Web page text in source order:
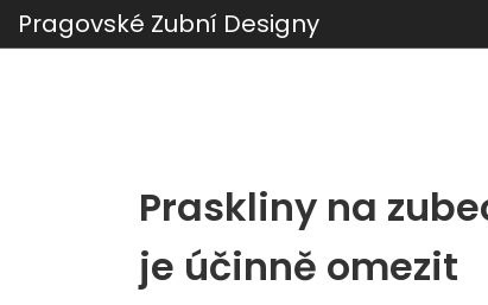
Pragovské Zubní Designy
Praskliny na
je účinně omezit